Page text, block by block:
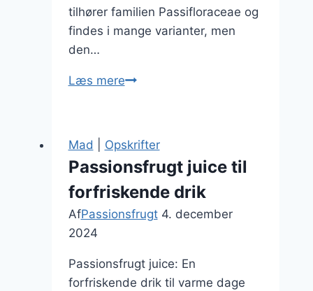
tilhører familien Passifloraceae og
findes i mange varianter, men
den…
Læs merePassionsfrugt
cocktails
i
solen
Mad Opskrifter
Passionsfrugt juice til
forfriskende drik
AfPassionsfrugt 4. december
2024
Passionsfrugt juice: En
forfriskende drik til varme dage